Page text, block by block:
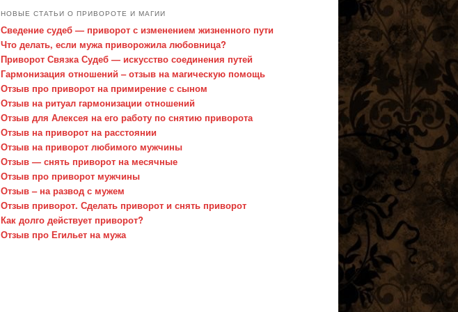
НОВЫЕ СТАТЬИ О ПРИВОРОТЕ И МАГИИ
Сведение судеб — приворот с изменением жизненного пути
Что делать, если мужа приворожила любовница?
Приворот Связка Судеб — искусство соединения путей
Гармонизация отношений – отзыв на магическую помощь
Отзыв про приворот на примирение с сыном
Отзыв на ритуал гармонизации отношений
Отзыв для Алексея на его работу по снятию приворота
Отзыв на приворот на расстоянии
Отзыв на приворот любимого мужчины
Отзыв — снять приворот на месячные
Отзыв про приворот мужчины
Отзыв – на развод с мужем
Отзыв приворот. Сделать приворот и снять приворот
Как долго действует приворот?
Отзыв про Егильет на мужа